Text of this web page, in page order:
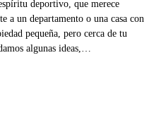
deportivo, que merece
a un departamento o una casa con
pequeña, pero cerca de tu
algunas ideas,…